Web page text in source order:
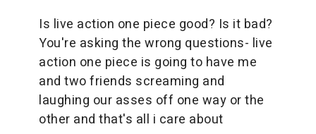
Is live action one piece good? Is it bad?
You're asking the wrong questions- live
action one piece is going to have me
and two friends screaming and
laughing our asses off one way or the
other and that's all i care about